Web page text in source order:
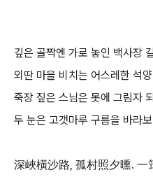
깊은 골짝엔 가로 놓인 백사장
외딴 마을 비치는 어스레한 석
죽장 짚은 스님은 못에 그림자
두 눈은 고갯마루 구름을 바라보
深峽橫沙路, 孤村照夕曛. 一